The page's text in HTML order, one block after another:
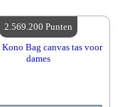
hoeveelheid :4
2.569.200 Punten